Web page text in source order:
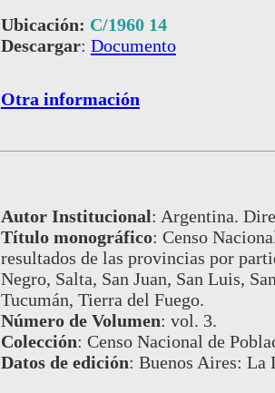
Ubicación: C/1960 14
Descargar: Documento
Otra información
Autor Institucional: Argentina.
Título monográfico: Censo
resultados de las provincias por
Negro, Salta, San Juan, San Luis,
Tucumán, Tierra del Fuego.
Número de Volumen: vol. 3.
Colección: Censo Nacional de
Datos de edición: Buenos Aires: La